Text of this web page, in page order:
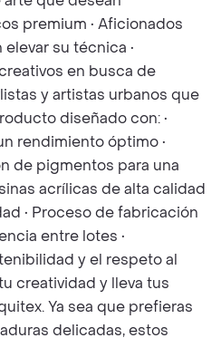
premium • Aficionados
su técnica •
en busca de
y artistas urbanos que
diseñado con: •
rendimiento óptimo •
de pigmentos para una
acrílicas de alta calidad
• Proceso de fabricación
entre lotes •
y el respeto al
creatividad y lleva tus
Ya sea que prefieras
delicadas, estos